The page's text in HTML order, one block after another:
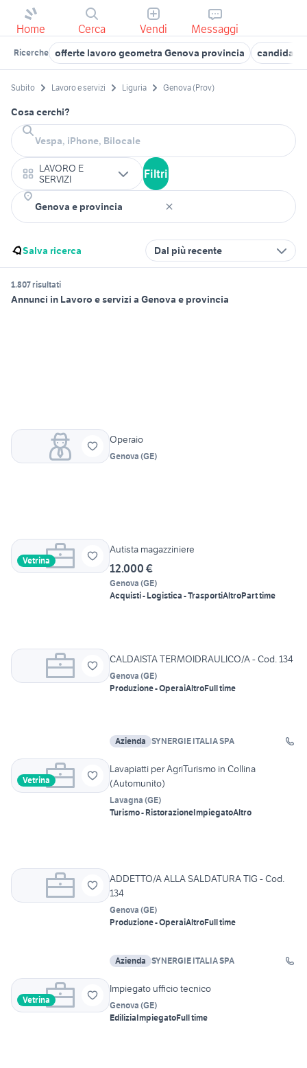
Home Cerca Vendi Messaggi
Ricerche offerte lavoro geometra Genova provincia candidati
Subito Lavoro e servizi Liguria Genova (Prov)
Cosa cerchi?
LAVORO E
SERVIZI
Filtri
Salva ricerca Dal più recente
1.807 risultati
Annunci in Lavoro e servizi a Genova e provincia
Operaio
Genova (GE)
Vetrina
Autista magazziniere
12.000 €
Genova (GE)
Acquisti - Logistica - TrasportiAltroPart time
CALDAISTA TERMOIDRAULICO/A - Cod. 134
Genova (GE)
Produzione - OperaiAltroFull time
Azienda SYNERGIE ITALIA SPA
Vetrina
Lavapiatti per AgriTurismo in Collina
(Automunito)
Lavagna (GE)
Turismo - RistorazioneImpiegatoAltro
ADDETTO/A ALLA SALDATURA TIG - Cod.
134
Genova (GE)
Produzione - OperaiAltroFull time
Azienda SYNERGIE ITALIA SPA
Vetrina
Impiegato ufficio tecnico
Genova (GE)
EdiliziaImpiegatoFull time